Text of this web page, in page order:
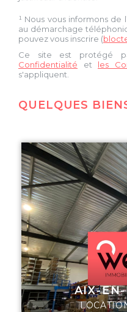
¹ Nous vous informons de
au démarchage
pouvez vous inscrire (
Ce site est protégé
Confidentialité et les
s'appliquent.
QUELQUES
AIX-EN-